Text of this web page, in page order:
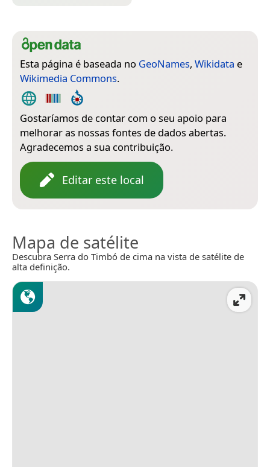
Esta página é baseada no GeoNames, Wikidata e
Wikimedia Commons.
Gostaríamos de contar com o seu apoio para
melhorar as nossas fontes de dados abertas.
Agradecemos a sua contribuição.
Editar este local
Mapa de satélite
Descubra Serra do Timbó de cima na vista de satélite de
alta definição.